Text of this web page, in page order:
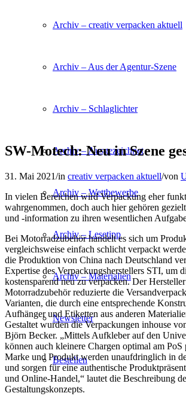
Archiv – creativ verpacken aktuell
Archiv – Aus der Agentur-Szene
Archiv – Schlaglichter
Archiv – Ausgezeichnet
Archiv – Wettbewerbe
Archiv – Lesetipp
Archiv – Materialien
Newsletter
Bestellen
SW-Motech: Neu in Szene
31. Mai 2021/in creativ verpacken aktuell/von
In vielen Bereichen wird Verpackung eher
wahrgenommen, doch auch hier gehören
und -information zu ihren wesentlichen
Bei Motorradzubehör handelt es sich um
vergleichsweise einfach schlicht verpackt
die Produktion von China nach Deutschland
Expertise des Verpackungsherstellers STI, um
kostensparend neu zu verpacken. Der
Motorradzubehör reduzierte die
Varianten, die durch eine entsprechende
Aufhänger und Etiketten aus anderen
Gestaltet wurden die Verpackungen inhouse
Björn Becker. „Mittels Aufkleber auf den
können auch kleinere Chargen optimal am
Marke und Produkt werden unaufdringlich in
und sorgen für eine authentische
und Online-Handel,“ lautet die Beschreibung
Gestaltungskonzepts.